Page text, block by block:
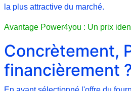
la plus attractive du marché.
Avantage Power4you : Un prix
Concrètement,
financièrement